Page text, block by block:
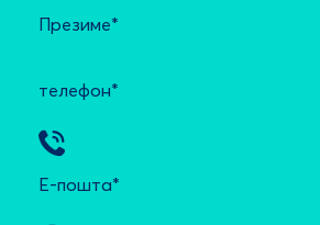
Презиме*
телефон*
Е-пошта*